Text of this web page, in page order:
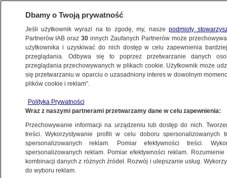
BIZNES
NAJNOWSZE
Firma. Teraz.
Z KRAJU
Ceny dumpingowe
Z KRAJU
Dbamy o Twoją prywatność
Jeśli użytkownik wyrazi na to zgodę, my, naszepodmioty
Partnerów IAB oraz30 innych Zaufanych Partnerów może
użytkownika i uzyskiwać do nich dostęp w celu zapewnienia
przeglądania. Odbywa się to poprzez przetwarzanie danych
przeglądania przechowywanych w plikach cookie. Użytkownik może
się przetwarzaniu w oparciu o uzasadniony interes w dowolnym
plików cookie i reklam”.
Polityka Prywatności
Wraz z naszymi partnerami przetwarzamy dane w celu zapewnienia:
Przechowywanie informacji na urządzeniu lub dostęp do nich.
treści. Wykorzystywanie profili w celu doboru spersonalizowanych
spersonalizowanych reklam. Pomiar efektywności treści.
spersonalizowanych reklam. Pomiar efektywności reklam.
kombinacji danych z różnych źródeł. Rozwój i ulepszanie usług.
do wyboru reklam.